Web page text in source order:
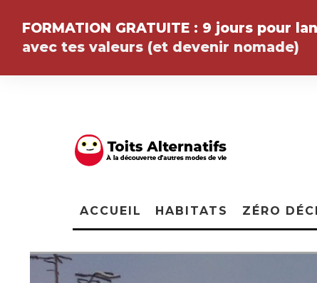
ACCUEIL HABITATS ZÉRO
FORMATION GRATUITE : 9 jours pour
avec tes valeurs (et devenir nomade)